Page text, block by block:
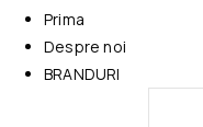
Prima
Despre noi
BRANDURI